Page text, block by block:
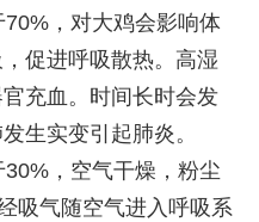
，对大鸡会影响体
促进呼吸散热。高湿
充血。时间长时会发
生实变引起肺炎。
，空气干燥，粉尘
吸气随空气进入呼吸系